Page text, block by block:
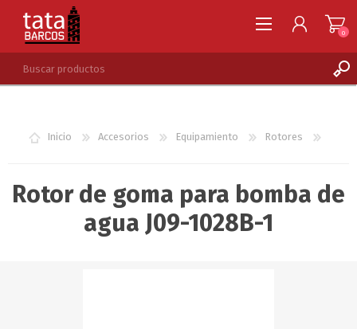
LISTA DE DESEOS
0
Inicio Accesorios Equipamiento Rotores
Rotor de goma para bomba de
agua J09-1028B-1